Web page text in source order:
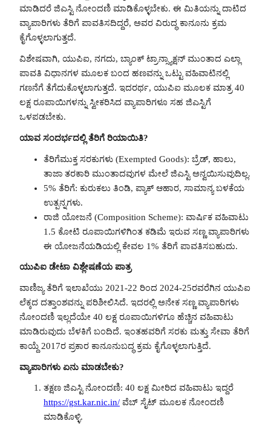
ಮಾಡಿದರೆ ಜಿಎಸ್ಟಿ ನೋಂದಣಿ ಮಾಡಿಕೊಳ್ಳಬೇಕು. ಈ ಮಿತಿಯನ್ನು ದಾಟಿದ
ವ್ಯಾಪಾರಿಗಳು ತೆರಿಗೆ ಪಾವತಿಸದಿದ್ದರೆ, ಅವರ ವಿರುದ್ಧ ಕಾನೂನು ಕ್ರಮ
ಕೈಗೊಳ್ಳಲಾಗುತ್ತದೆ.
ವಿಶೇಷವಾಗಿ, ಯುಪಿಐ, ನಗದು, ಬ್ಯಾಂಕ್ ಟ್ರಾನ್ಸ್ಯಾಕ್ಷನ್ ಮುಂತಾದ ಎಲ್ಲಾ
ಪಾವತಿ ವಿಧಾನಗಳ ಮೂಲಕ ಬಂದ ಹಣವನ್ನು ಒಟ್ಟು ವಹಿವಾಟಿನಲ್ಲಿ
ಗಣನೆಗೆ ತೆಗೆದುಕೊಳ್ಳಲಾಗುತ್ತದೆ. ಇದರರ್ಥ, ಯುಪಿಐ ಮೂಲಕ ಮಾತ್ರ 40
ಲಕ್ಷ ರೂಪಾಯಿಗಳನ್ನು ಸ್ವೀಕರಿಸಿದ ವ್ಯಾಪಾರಿಗಳೂ ಸಹ ಜಿಎಸ್ಟಿಗೆ
ಒಳಪಡಬೇಕು.
ಯಾವ ಸಂದರ್ಭದಲ್ಲಿ ತೆರಿಗೆ ರಿಯಾಯಿತಿ?
ತೆರಿಗೆಮುಕ್ತ ಸರಕುಗಳು (Exempted Goods): ಬ್ರೆಡ್, ಹಾಲು,
ತಾಜಾ ತರಕಾರಿ ಮುಂತಾದವುಗಳ ಮೇಲೆ ಜಿಎಸ್ಟಿ ಅನ್ವಯಿಸುವುದಿಲ್ಲ.
5% ತೆರಿಗೆ: ಕುರುಕಲು ತಿಂಡಿ, ಪ್ಯಾಕ್ ಆಹಾರ, ಸಾಮಾನ್ಯ ಬಳಕೆಯ
ಉತ್ಪನ್ನಗಳು.
ರಾಜಿ ಯೋಜನೆ (Composition Scheme): ವಾರ್ಷಿಕ ವಹಿವಾಟು
1.5 ಕೋಟಿ ರೂಪಾಯಿಗಳಿಗಿಂತ ಕಡಿಮೆ ಇರುವ ಸಣ್ಣ ವ್ಯಾಪಾರಿಗಳು
ಈ ಯೋಜನೆಯಡಿಯಲ್ಲಿ ಕೇವಲ 1% ತೆರಿಗೆ ಪಾವತಿಸಬಹುದು.
ಯುಪಿಐ ಡೇಟಾ ವಿಶ್ಲೇಷಣೆಯ ಪಾತ್ರ
ವಾಣಿಜ್ಯ ತೆರಿಗೆ ಇಲಾಖೆಯು 2021-22 ರಿಂದ 2024-25ರವರೆಗಿನ ಯುಪಿಐ
ಲೆಕ್ಕದ ದತ್ತಾಂಶವನ್ನು ಪರಿಶೀಲಿಸಿದೆ. ಇದರಲ್ಲಿ ಅನೇಕ ಸಣ್ಣ ವ್ಯಾಪಾರಿಗಳು
ನೋಂದಣಿ ಇಲ್ಲದೆಯೇ 40 ಲಕ್ಷ ರೂಪಾಯಿಗಳಿಗೂ ಹೆಚ್ಚಿನ ವಹಿವಾಟು
ಮಾಡಿರುವುದು ಬೆಳಕಿಗೆ ಬಂದಿದೆ. ಇಂತಹವರಿಗೆ ಸರಕು ಮತ್ತು ಸೇವಾ ತೆರಿಗೆ
ಕಾಯ್ದೆ 2017ರ ಪ್ರಕಾರ ಕಾನೂನುಬದ್ಧ ಕ್ರಮ ಕೈಗೊಳ್ಳಲಾಗುತ್ತಿದೆ.
ವ್ಯಾಪಾರಿಗಳು ಏನು ಮಾಡಬೇಕು?
ತಕ್ಷಣ ಜಿಎಸ್ಟಿ ನೋಂದಣಿ: 40 ಲಕ್ಷ ಮೀರಿದ ವಹಿವಾಟು ಇದ್ದರೆ
https://gst.kar.nic.in/ ವೆಬ್ ಸೈಟ್ ಮೂಲಕ ನೋಂದಣಿ
ಮಾಡಿಕೊಳ್ಳಿ.